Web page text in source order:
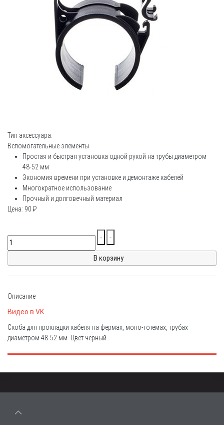
Тип аксессуара:
Вспомогательные элементы
Простая и быстрая установка одной рукой на трубы диаметром
48-52 мм
Экономия времени при установке и демонтаже кабелей
Многократное использование
Прочный и долговечный материал
Цена: 90 ₽
Описание
Видео в VK
Скоба для прокладки кабеля на фермах, моно-тотемах, трубах
диаметром 48-52 мм. Цвет черный.